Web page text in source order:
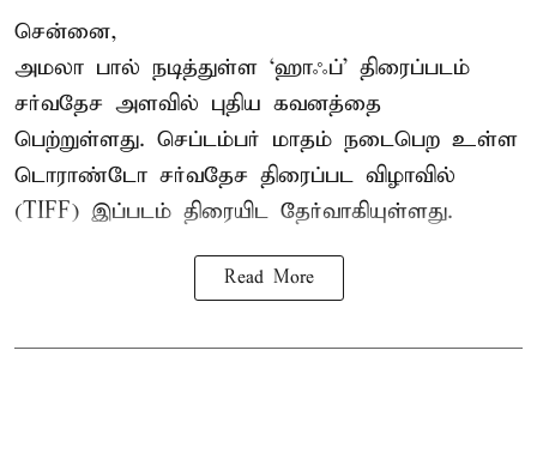
சென்னை,
அமலா பால் நடித்துள்ள ‘ஹாஃப்’ திரைப்படம்
சர்வதேச அளவில் புதிய கவனத்தை
பெற்றுள்ளது. செப்டம்பர் மாதம் நடைபெற உள்ள
டொராண்டோ சர்வதேச திரைப்பட விழாவில்
(TIFF) இப்படம் திரையிட தேர்வாகியுள்ளது.
Read More